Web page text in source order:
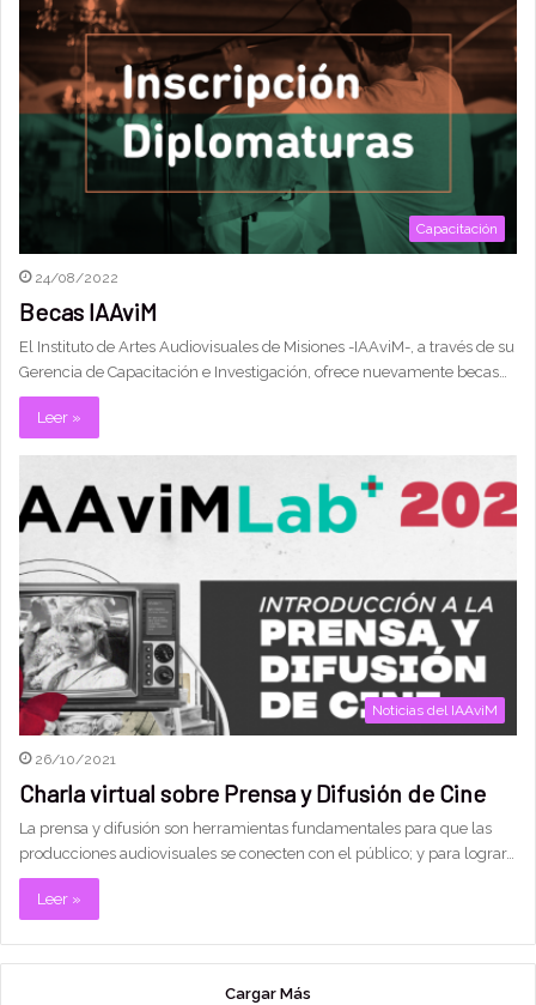
Capacitación
24/08/2022
Becas IAAviM
El Instituto de Artes Audiovisuales de Misiones -IAAviM-, a través de su
Gerencia de Capacitación e Investigación, ofrece nuevamente becas…
Leer »
Noticias del IAAviM
26/10/2021
Charla virtual sobre Prensa y Difusión de Cine
La prensa y difusión son herramientas fundamentales para que las
producciones audiovisuales se conecten con el público; y para lograr…
Leer »
Cargar Más